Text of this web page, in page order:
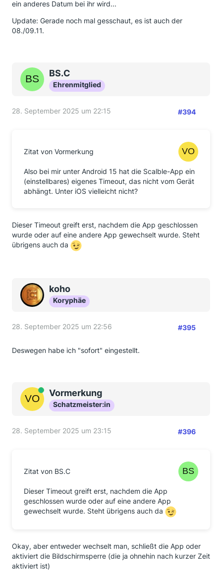
ein anderes Datum bei ihr wird...
Update: Gerade noch mal gesschaut, es ist auch der
08./09.11.
BS.C
Ehrenmitglied
28. September 2025 um 22:15 #394
Zitat von Vormerkung
Also bei mir unter Android 15 hat die Scalble-App ein
(einstellbares) eigenes Timeout, das nicht vom Gerät
abhängt. Unter iOS vielleicht nicht?
Dieser Timeout greift erst, nachdem die App geschlossen
wurde oder auf eine andere App gewechselt wurde. Steht
übrigens auch da
koho
Koryphäe
28. September 2025 um 22:56 #395
Deswegen habe ich "sofort" eingestellt.
OnlineVormerkung
Schatzmeister:in
28. September 2025 um 23:15 #396
Zitat von BS.C
Dieser Timeout greift erst, nachdem die App
geschlossen wurde oder auf eine andere App
gewechselt wurde. Steht übrigens auch da
Okay, aber entweder wechselt man, schließt die App oder
aktiviert die Bildschirmsperre (die ja ohnehin nach kurzer Zeit
aktiviert ist)